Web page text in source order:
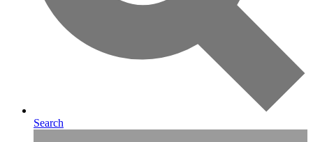
Search